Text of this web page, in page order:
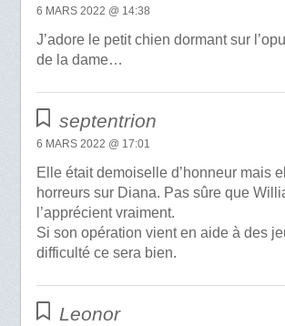
6 MARS 2022 @ 14:38
J’adore le petit chien dormant sur
de la dame…
septentrion
6 MARS 2022 @ 17:01
Elle était demoiselle d’honneur mais
horreurs sur Diana. Pas sûre que
l’apprécient vraiment.
Si son opération vient en aide à des
difficulté ce sera bien.
Leonor